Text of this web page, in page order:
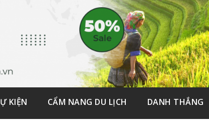
KIỆN CẨM NANG DU LỊCH DANH THẮNG